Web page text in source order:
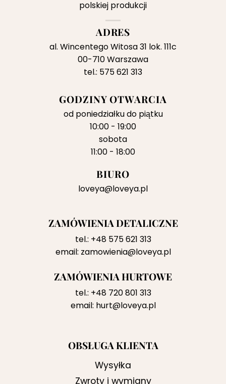
ADRES
al. Wincentego Witosa 31 lok. 111c
00-710 Warszawa
tel.: 575 621 313
GODZINY OTWARCIA
od poniedziałku do piątku
10:00 - 19:00
sobota
11:00 - 18:00
BIURO
loveya@loveya.pl
ZAMÓWIENIA DETALICZNE
tel.: +48 575 621 313
email: zamowienia@loveya.pl
ZAMÓWIENIA HURTOWE
tel.: +48 720 801 313
email: hurt@loveya.pl
OBSŁUGA KLIENTA
Wysyłka
Zwroty i wymiany